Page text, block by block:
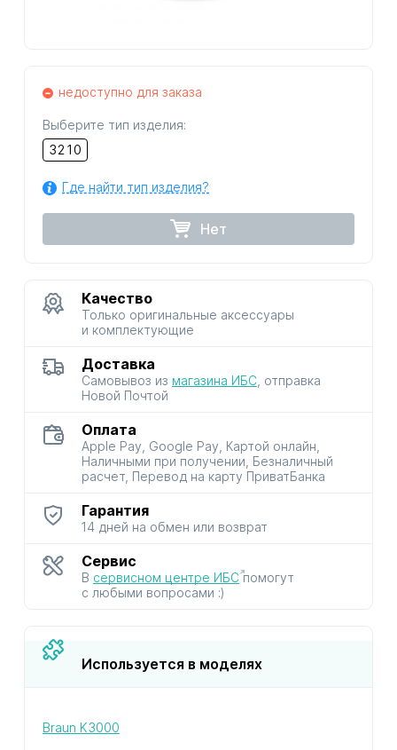
недоступно для заказа
Выберите тип изделия:
3210
Где найти тип изделия?
Нет
Качество
Только оригинальные аксессуары
и комплектующие
Доставка
Самовывоз из магазина ИБС , отправка
Новой Почтой
Оплата
Apple Pay, Google Pay, Картой онлайн,
Наличными при получении, Безналичный
расчет, Перевод на карту ПриватБанка
Гарантия
14 дней на обмен или возврат
Сервис
В сервисном центре ИБСпомогут
с любыми вопросами :)
Используется в моделях
Braun K3000